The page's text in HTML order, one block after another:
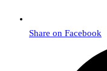
Share on Facebook